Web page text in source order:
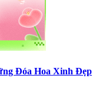
Đóa Hoa Xinh Đẹp